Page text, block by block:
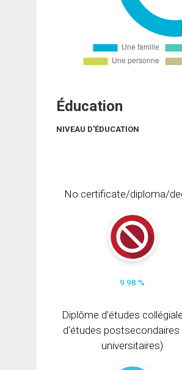
Éducation
NIVEAU D'ÉDUCATION
No certificate/diploma/
9.98 %
Diplôme d'études
d'études postsecondaires
universitaires)